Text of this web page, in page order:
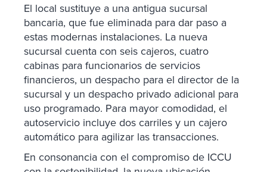
El local sustituye a una antigua sucursal
bancaria, que fue eliminada para dar paso a
estas modernas instalaciones. La nueva
sucursal cuenta con seis cajeros, cuatro
cabinas para funcionarios de servicios
financieros, un despacho para el director de la
sucursal y un despacho privado adicional para
uso programado. Para mayor comodidad, el
autoservicio incluye dos carriles y un cajero
automático para agilizar las transacciones.
En consonancia con el compromiso de ICCU